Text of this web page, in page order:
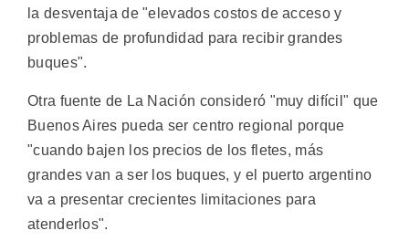
la desventaja de "elevados costos de acceso y
problemas de profundidad para recibir grandes
buques".
Otra fuente de La Nación consideró "muy difícil" que
Buenos Aires pueda ser centro regional porque
"cuando bajen los precios de los fletes, más
grandes van a ser los buques, y el puerto argentino
va a presentar crecientes limitaciones para
atenderlos".